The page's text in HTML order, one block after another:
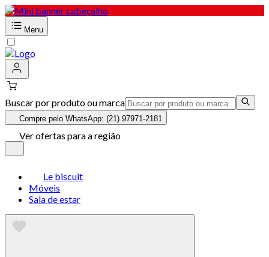
Menu
Buscar por produto ou marca
Compre pelo WhatsApp: (21) 97971-2181
Ver ofertas para a região
Le biscuit
Móveis
Sala de estar